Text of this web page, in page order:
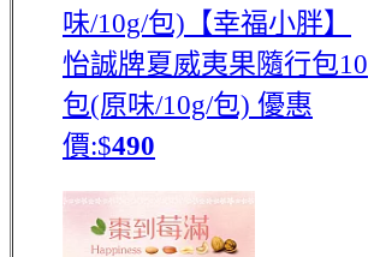
味/10g/包) 【幸福小胖】
怡誠牌夏威夷果隨行包10
包(原味/10g/包) 優惠
價:$490